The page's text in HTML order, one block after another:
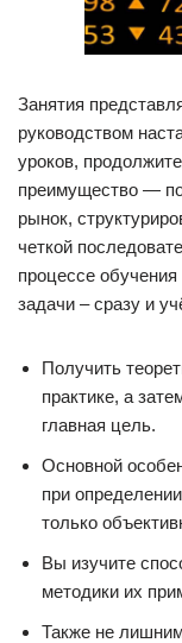
Занятия
руководством
уроков,
преимущество —
рынок,
четкой
процессе
задачи – сразу и
Получить
практике, а
главная цель.
Основной
при
только
Вы изучите
методики их
Также не